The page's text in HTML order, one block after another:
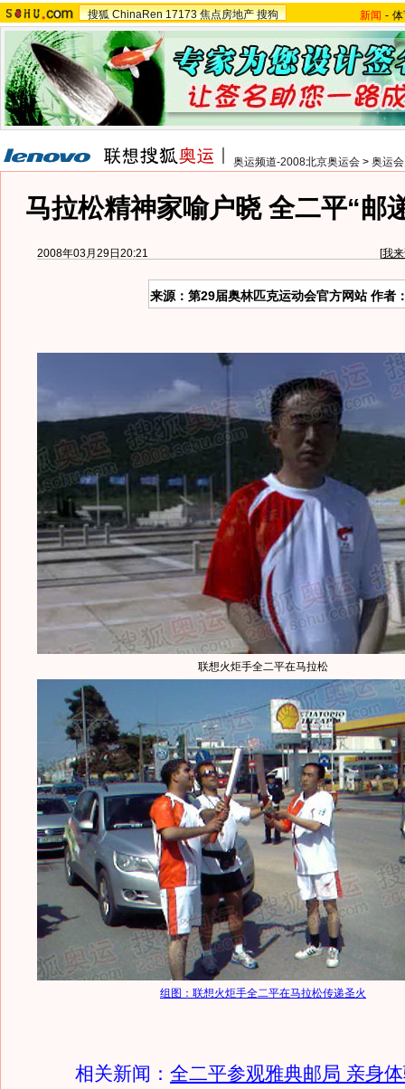
搜狐 ChinaRen 17173 焦点房地产 搜狗 新闻 -
奥运频道-2008北京奥运会 > 奥运
马拉松精神家喻户晓 全二平“邮
2008年03月29日20:21 [我
来源：第29届奥林匹克运动会官方网站 作者
联想火炬手全二平在马拉松
组图：联想火炬手全二平在马拉松传递圣火
相关新闻： 全二平参观雅典邮局 亲身